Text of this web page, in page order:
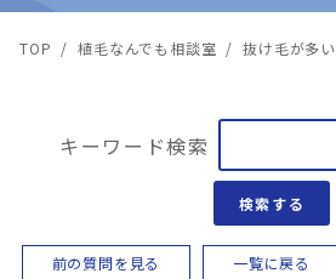
TOP / 植毛なんでも相談室 / 抜け毛が多い
キーワード検索
検索する
前の質問を見る 一覧に戻る